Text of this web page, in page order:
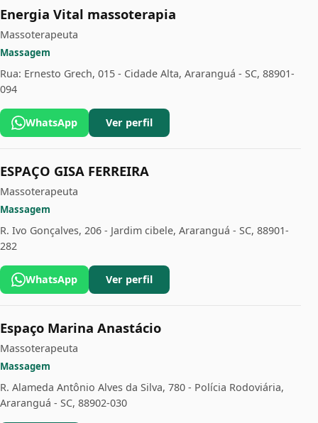
Energia Vital massoterapia
Massoterapeuta
Massagem
Rua: Ernesto Grech, 015 - Cidade Alta, Araranguá - SC, 88901-
094
WhatsApp Ver perfil
ESPAÇO GISA FERREIRA
Massoterapeuta
Massagem
R. Ivo Gonçalves, 206 - Jardim cibele, Araranguá - SC, 88901-
282
WhatsApp Ver perfil
Espaço Marina Anastácio
Massoterapeuta
Massagem
R. Alameda Antônio Alves da Silva, 780 - Polícia Rodoviária,
Araranguá - SC, 88902-030